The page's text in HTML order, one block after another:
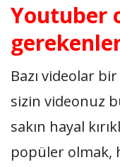
Youtuber
Bazı videolar
sizin videonuz
sakın hayal
popüler olmak,